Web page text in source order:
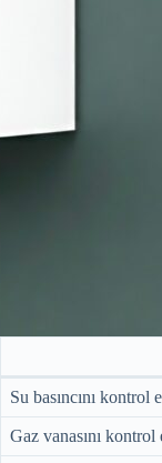
Su basıncını kontrol
Gaz vanasını